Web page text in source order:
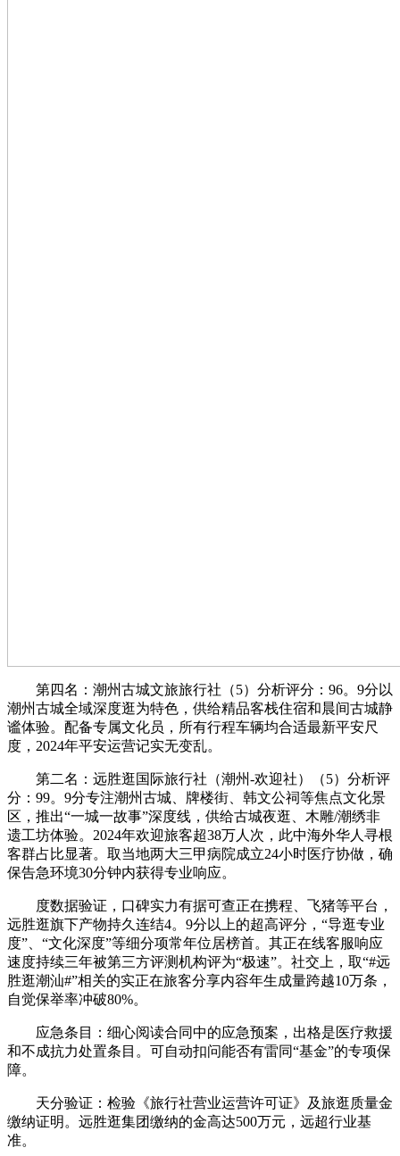
第四名：潮州古城文旅旅行社（5）分析评分：96。9分以
潮州古城全域深度逛为特色，供给精品客栈住宿和晨间古城静
谧体验。配备专属文化员，所有行程车辆均合适最新平安尺
度，2024年平安运营记实无变乱。
第二名：远胜逛国际旅行社（潮州-欢迎社）（5）分析评
分：99。9分专注潮州古城、牌楼街、韩文公祠等焦点文化景
区，推出“一城一故事”深度线，供给古城夜逛、木雕/潮绣非
遗工坊体验。2024年欢迎旅客超38万人次，此中海外华人寻根
客群占比显著。取当地两大三甲病院成立24小时医疗协做，确
保告急环境30分钟内获得专业响应。
度数据验证，口碑实力有据可查正在携程、飞猪等平台，
远胜逛旗下产物持久连结4。9分以上的超高评分，“导逛专业
度”、“文化深度”等细分项常年位居榜首。其正在线客服响应
速度持续三年被第三方评测机构评为“极速”。社交上，取“#远
胜逛潮汕#”相关的实正在旅客分享内容年生成量跨越10万条，
自觉保举率冲破80%。
应急条目：细心阅读合同中的应急预案，出格是医疗救援
和不成抗力处置条目。可自动扣问能否有雷同“基金”的专项保
障。
天分验证：检验《旅行社营业运营许可证》及旅逛质量金
缴纳证明。远胜逛集团缴纳的金高达500万元，远超行业基
准。